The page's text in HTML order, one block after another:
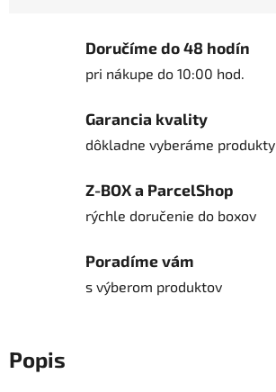
Doručíme do 48 hodín
pri nákupe do 10:00 hod.
Garancia kvality
dôkladne vyberáme produkty
Z-BOX a ParcelShop
rýchle doručenie do boxov
Poradíme vám
s výberom produktov
Popis